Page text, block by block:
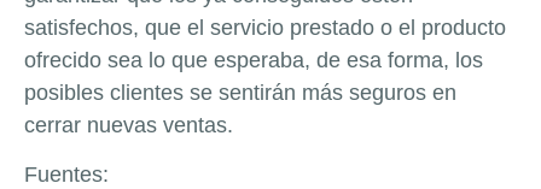
satisfechos, que el servicio prestado o el producto
ofrecido sea lo que esperaba, de esa forma, los
posibles clientes se sentirán más seguros en
cerrar nuevas ventas.
Fuentes: